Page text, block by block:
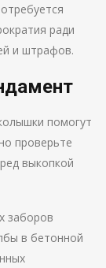
ради
и штрафов.
помогут
проверьте
выкопкой
заборов
в бетонной